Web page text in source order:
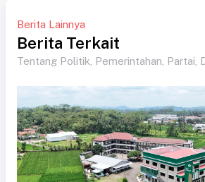
Berita Lainnya
Berita Terkait
Tentang Politik, Pemerintahan, Partai,